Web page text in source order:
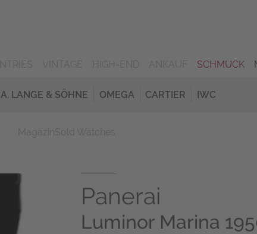
SCHMUCK
A. LANGE & SÖHNE OMEGA CARTIER IWC
Panerai
Luminor Marina